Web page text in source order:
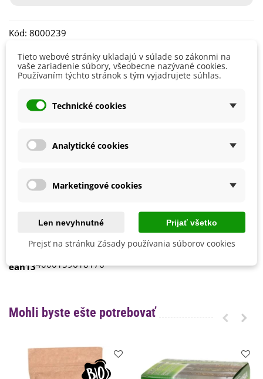
Kód: 8000239
Návod na prípravu:
Dvakrát až trikrát denne treba
semená prepláchnuť vodou.
Čítaj viac
Detaily produktu
V interiéri - dnu
Kiepenkerl
BIO Kvalita
Áno
ean134000159618176
Mohli byste ešte potrebovať
Tieto webové stránky ukladajú v súlade so zákonmi na
vaše zariadenie súbory, všeobecne nazývané cookies.
Používaním týchto stránok s tým vyjadrujete súhlas.
Technické cookies
Analytické cookies
Marketingové cookies
Len nevyhnutné Prijať všetko
Prejsť na stránku Zásady používania súborov cookies